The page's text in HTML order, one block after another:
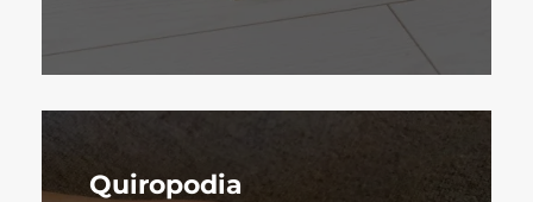
Quiropodia